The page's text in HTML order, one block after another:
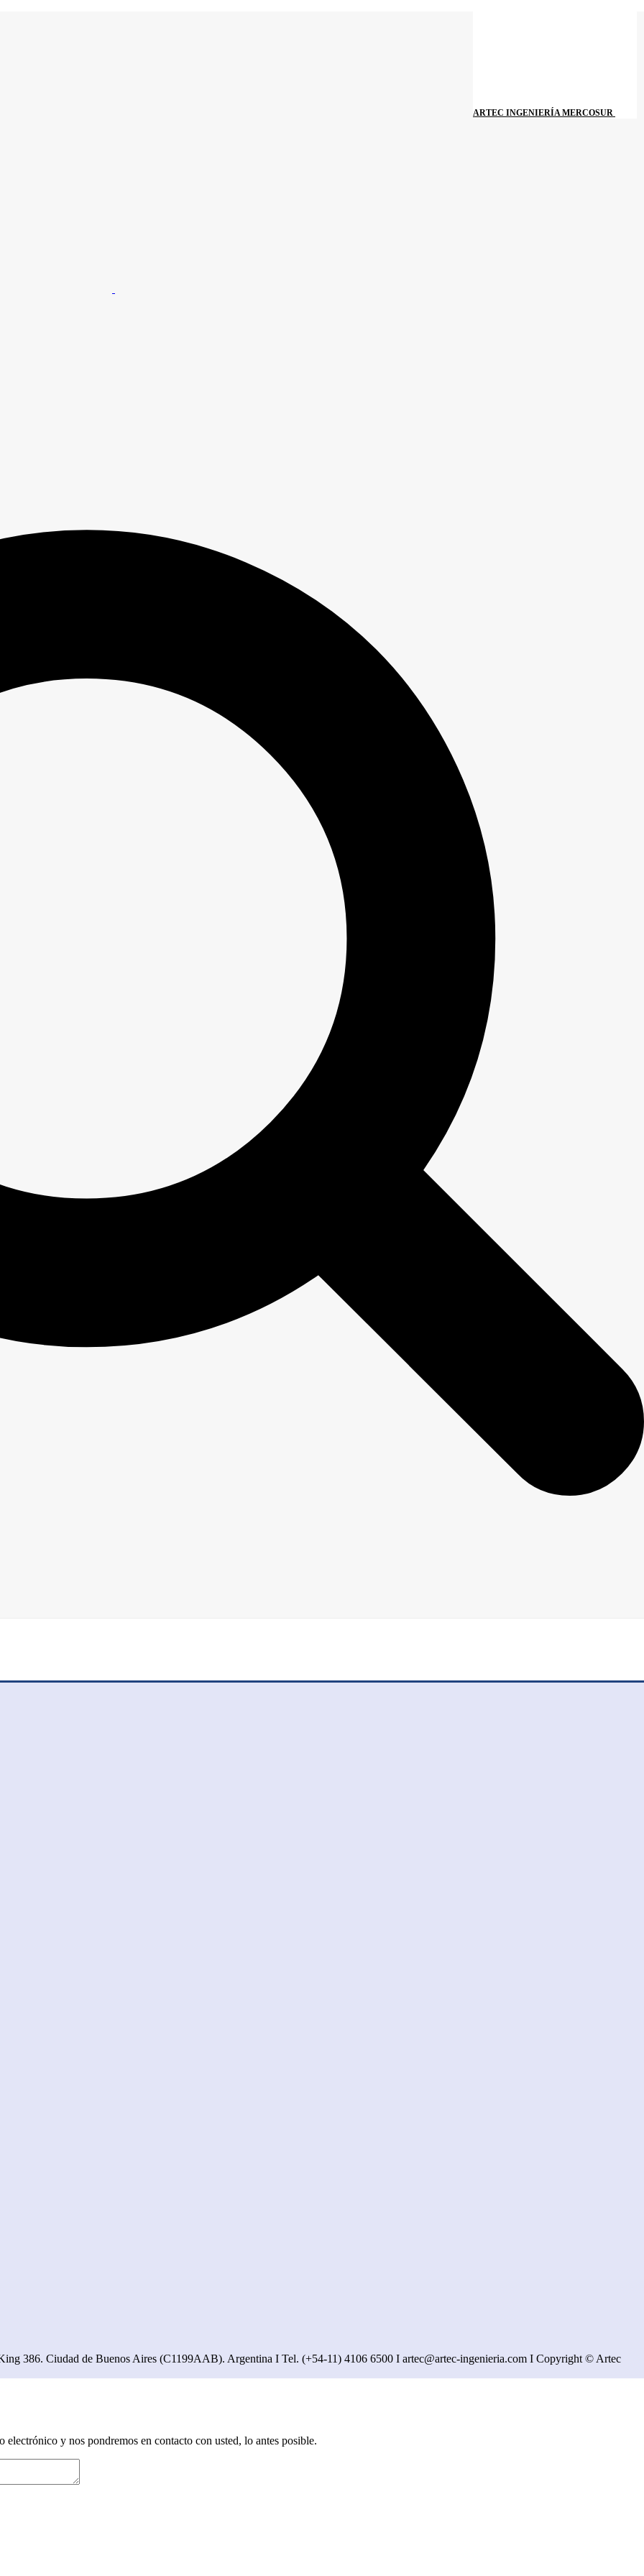
ARTEC INGENIERÍA MERCOSUR
386. Ciudad de Buenos Aires (C1199AAB). Argentina I Tel. (+54-11) 4106 6500 I artec@artec-ingenieria.com I Copyright © Artec
y nos pondremos en contacto con usted, lo antes posible.